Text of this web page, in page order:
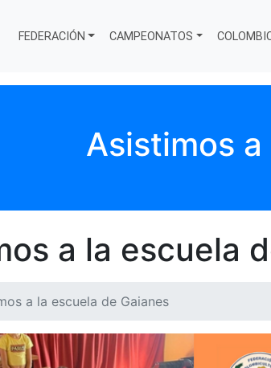
FEDERACIÓN CAMPEONATOS
Asistimos
a la escuela
a la escuela de Gaianes